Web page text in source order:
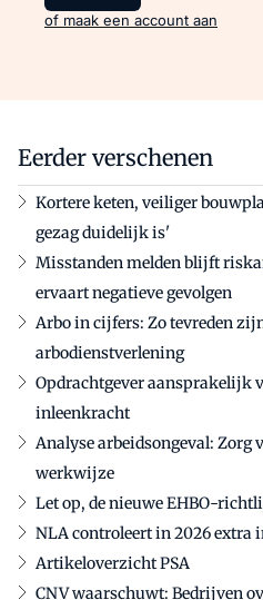
of maak een account aan
Eerder verschenen
Kortere keten, veiliger
gezag duidelijk is'
Misstanden melden blijft
ervaart negatieve gevolgen
Arbo in cijfers: Zo tevreden
arbodienstverlening
Opdrachtgever aansprakelijk
inleenkracht
Analyse arbeidsongeval: Zorg
werkwijze
Let op, de nieuwe EHBO-
NLA controleert in 2026 extra
Artikeloverzicht PSA
CNV waarschuwt: Bedrijven